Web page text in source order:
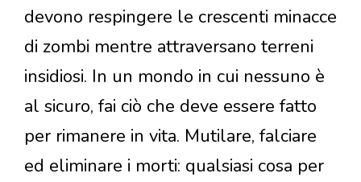
devono respingere le crescenti minacce
di zombi mentre attraversano terreni
insidiosi. In un mondo in cui nessuno è
al sicuro, fai ciò che deve essere fatto
per rimanere in vita. Mutilare, falciare
ed eliminare i morti: qualsiasi cosa per